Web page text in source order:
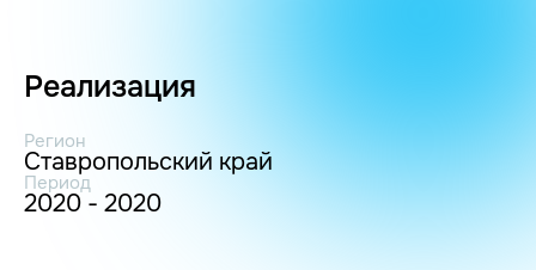
Реализация
Регион
Ставропольский край
Период
2020 - 2020